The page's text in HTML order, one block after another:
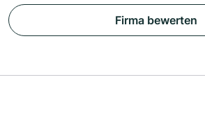
Firma bewerten